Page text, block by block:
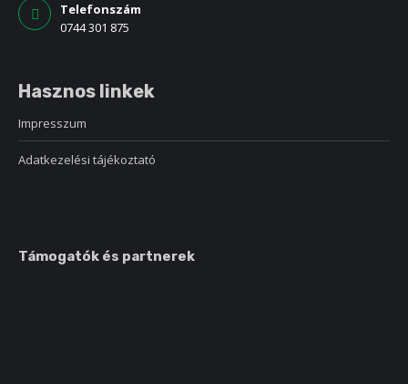
Telefonszám
0744 301 875
Hasznos linkek
Impresszum
Adatkezelési tájékoztató
Támogatók és partnerek